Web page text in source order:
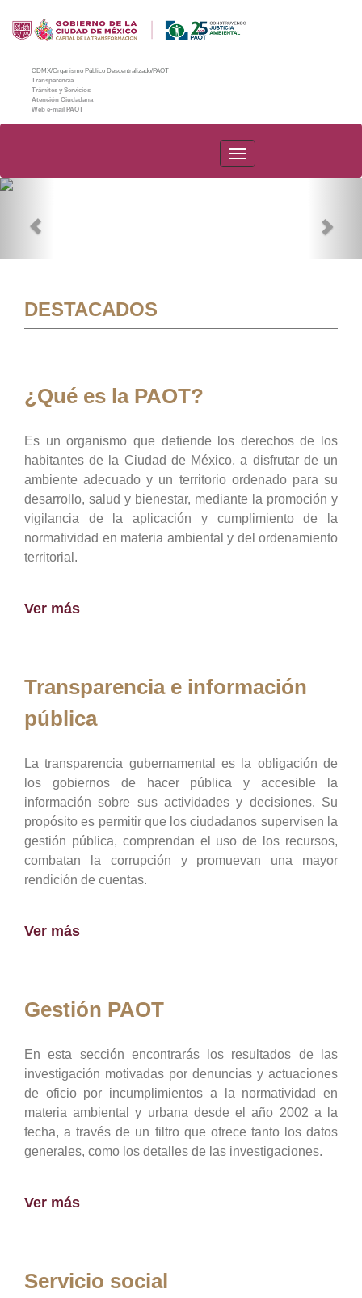
CDMX/Organismo Público Descentralizado/PAOT
Transparencia
Trámites y Servicios
Atención Ciudadana
Web e-mail PAOT
PAOT
DESTACADOS
¿Qué es la PAOT?
Es un organismo que defiende los derechos de los
habitantes de la Ciudad de México, a disfrutar de un
ambiente adecuado y un territorio ordenado para su
desarrollo, salud y bienestar, mediante la promoción y
vigilancia de la aplicación y cumplimiento de la
normatividad en materia ambiental y del ordenamiento
territorial.
Ver más
Transparencia e información
pública
La transparencia gubernamental es la obligación de
los gobiernos de hacer pública y accesible la
información sobre sus actividades y decisiones. Su
propósito es permitir que los ciudadanos supervisen la
gestión pública, comprendan el uso de los recursos,
combatan la corrupción y promuevan una mayor
rendición de cuentas.
Ver más
Gestión PAOT
En esta sección encontrarás los resultados de las
investigación motivadas por denuncias y actuaciones
de oficio por incumplimientos a la normatividad en
materia ambiental y urbana desde el año 2002 a la
fecha, a través de un filtro que ofrece tanto los datos
generales, como los detalles de las investigaciones.
Ver más
Servicio social